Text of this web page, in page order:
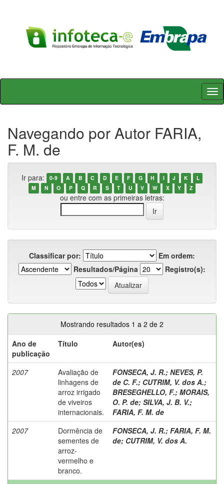
Skip
Navegando por Autor FARIA,
F. M. de
Ir para: 0-9 A B C D E F G H I J K
L
M
N O P Q R S T U V W X Y Z
ou entre com as primeiras letras:
Classificar por:
Em ordem:
Resultados/Página
Registro(s):
Mostrando resultados 1 a 2 de 2
Ano de
publicação
Título Autor(es)
2007
Avaliação de
linhagens de
arroz irrigado
de viveiros
internacionais.
FONSECA, J. R.; NEVES, P.
de C. F.; CUTRIM, V. dos A.;
BRESEGHELLO, F.; MORAIS,
O. P. de; SILVA, J. B. V.;
FARIA, F. M. de
2007
Dormência de
sementes de
arroz-
vermelho e
branco.
FONSECA, J. R.; FARIA, F. M.
de; CUTRIM, V. dos A.